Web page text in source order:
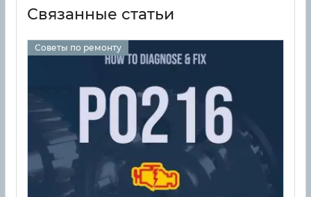
Связанные статьи
Советы по ремонту